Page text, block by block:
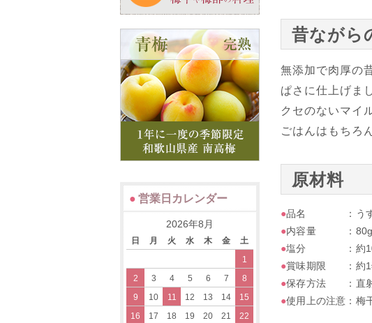
昔ながら
無添加で肉厚の
ぱさに仕上げま
クセのないマイ
ごはんはもちろ
原材料
●品名 ：うす
●内容量 ：80g
●塩分 ：約10
●賞味期限 ：約1
●保存方法 ：直射
●使用上の注意：梅
● 営業日カレンダー
2026年8月
日 月 火 水 木 金
土
1
2
3 4 5 6 7
8
9
10 11 12 13 14
15
16
17 18 19 20 21
22